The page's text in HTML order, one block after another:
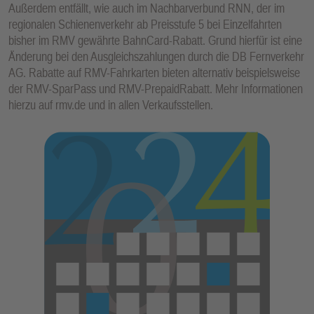
Außerdem entfällt, wie auch im Nachbarverbund RNN, der im
regionalen Schienenverkehr ab Preisstufe 5 bei Einzelfahrten
bisher im RMV gewährte BahnCard-Rabatt. Grund hierfür ist eine
Änderung bei den Ausgleichszahlungen durch die DB Fernverkehr
AG. Rabatte auf RMV-Fahrkarten bieten alternativ beispielsweise
der RMV-SparPass und RMV-PrepaidRabatt. Mehr Informationen
hierzu auf rmv.de und in allen Verkaufsstellen.